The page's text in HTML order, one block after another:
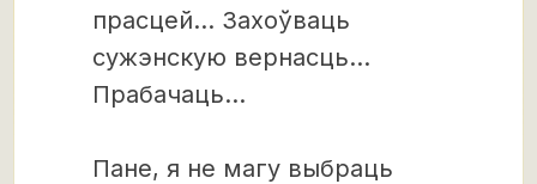
прасцей… Захоўваць
сужэнскую вернасць…
Прабачаць…
Пане, я не магу выбраць